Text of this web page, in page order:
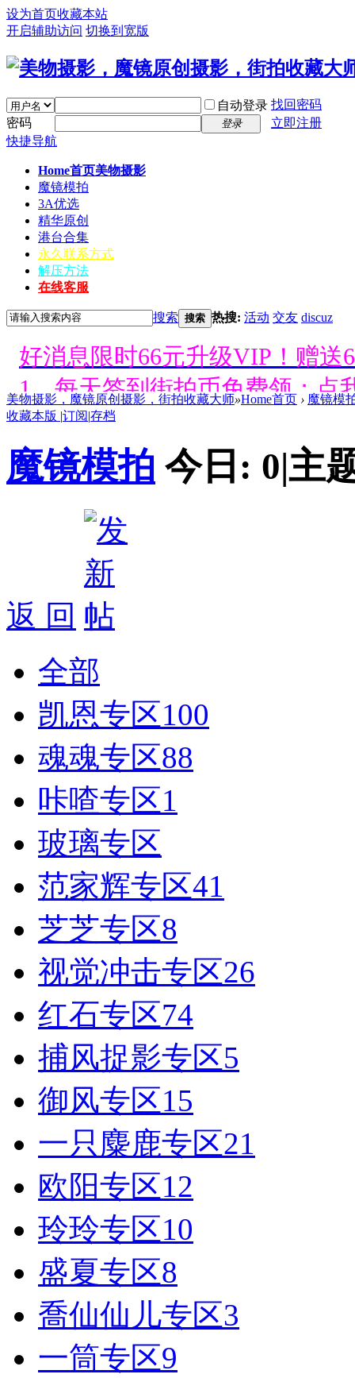
设为首页收藏本站
开启辅助访问 切换到宽版
自动登录 找回密码
密码
登录
立即注册
快捷导航
Home首页美物摄影
魔镜模拍
3A优选
精华原创
港台合集
永久联系方式
解压方法
在线客服
搜索 搜索 热搜: 活动 交友 discuz
好消息限时66元升级VIP！赠
1、每天签到街拍币免费领；点
1、每天签到街拍币免费领；点
好消息限时66元升级VIP！赠
1、每天签到街拍币免费领；点
好消息限时66元升级VIP！赠
1、每天签到街拍币免费领；点
好消息限时66元升级VIP！赠
1、每天签到街拍币免费领；点
好消息限时66元升级VIP！赠
1、每天签到街拍币免费领；点
美物摄影，魔镜原创摄影，街拍收藏大师»Home首页 › 魔镜模
收藏本版 |订阅|存档
魔镜模拍 今日: 0|主
返 回
全部
凯恩专区100
魂魂专区88
咔喳专区1
玻璃专区
范家辉专区41
芝芝专区8
视觉冲击专区26
红石专区74
捕风捉影专区5
御风专区15
一只麋鹿专区21
欧阳专区12
玲玲专区10
盛夏专区8
喬仙仙儿专区3
一筒专区9